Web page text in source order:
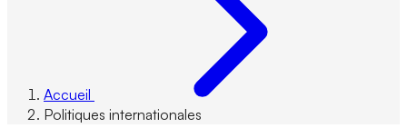
Accueil
Politiques internationales